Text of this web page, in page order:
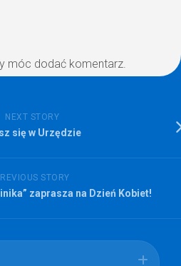
móc dodać komentarz.
NEXT STORY
się w Urzędzie
STORY
zaprasza na Dzień Kobiet!